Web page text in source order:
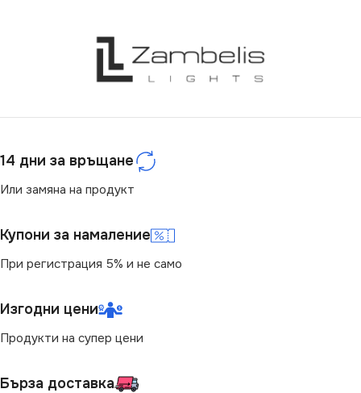
СВЕТЛИНЕН ПОТОК
14 дни за връщане
Или замяна на продукт
Купони за намаление
При регистрация 5% и не само
Изгодни цени
Продукти на супер цени
Бърза доставка